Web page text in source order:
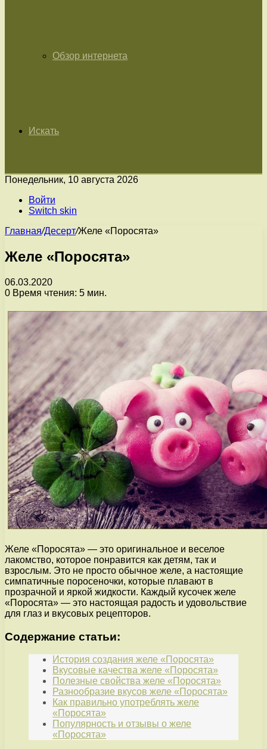
Обзор интернета
Искать
Понедельник, 10 августа 2026
Войти
Switch skin
Главная/Десерт/Желе «Поросята»
Желе «Поросята»
06.03.2020
0 Время чтения: 5 мин.
Желе «Поросята» — это оригинальное и веселое
лакомство, которое понравится как детям, так и
взрослым. Это не просто обычное желе, а настоящие
симпатичные поросеночки, которые плавают в
прозрачной и яркой жидкости. Каждый кусочек желе
«Поросята» — это настоящая радость и удовольствие
для глаз и вкусовых рецепторов.
Содержание статьи:
История создания желе «Поросята»
Вкусовые качества желе «Поросята»
Полезные свойства желе «Поросята»
Разнообразие вкусов желе «Поросята»
Как правильно употреблять желе
«Поросята»
Популярность и отзывы о желе
«Поросята»